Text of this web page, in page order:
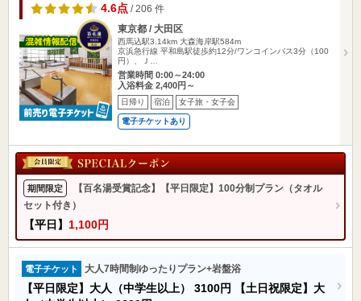
4.6点/ 206 件
東京都 / 大田区
西馬込駅3.14km 大森海岸駅584m
京浜急行線 平和島駅徒歩約12分/ワンコインバス3分（100
円）、Ｊ…
営業時間 0:00～24:00
入浴料金 2,400円～
日帰り 宿泊 女子旅・女子会
電子チケットあり
期間限定
【百名湯受賞記念】【平日限定】100分制プラン（タオル
セット付き）
【平日】 1,100円
電子チケット 大人7時間制ゆったりプラン+岩盤浴
【平日限定】大人（中学生以上） 3100円
【土日祝限定】大